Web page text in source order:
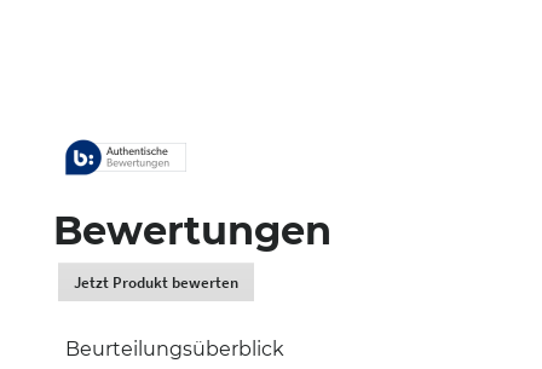
Bewertungen
Jetzt Produkt bewerten.
Dadurch
Sie
Beurteilungsüberblick